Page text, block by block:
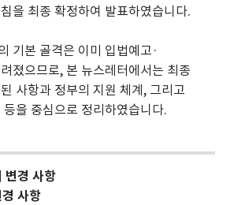
을 최종 확정하여 발표하였습니다.
기본 골격은 이미 입법예고·
졌으므로, 본 뉴스레터에서는 최종
사항과 정부의 지원 체계, 그리고
을 중심으로 정리하였습니다.
변경 사항
사항